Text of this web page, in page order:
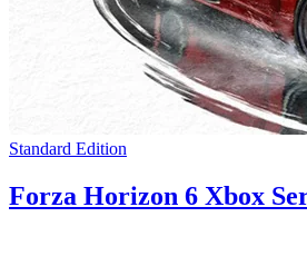
Standard Edition
Forza Horizon 6 Xbox